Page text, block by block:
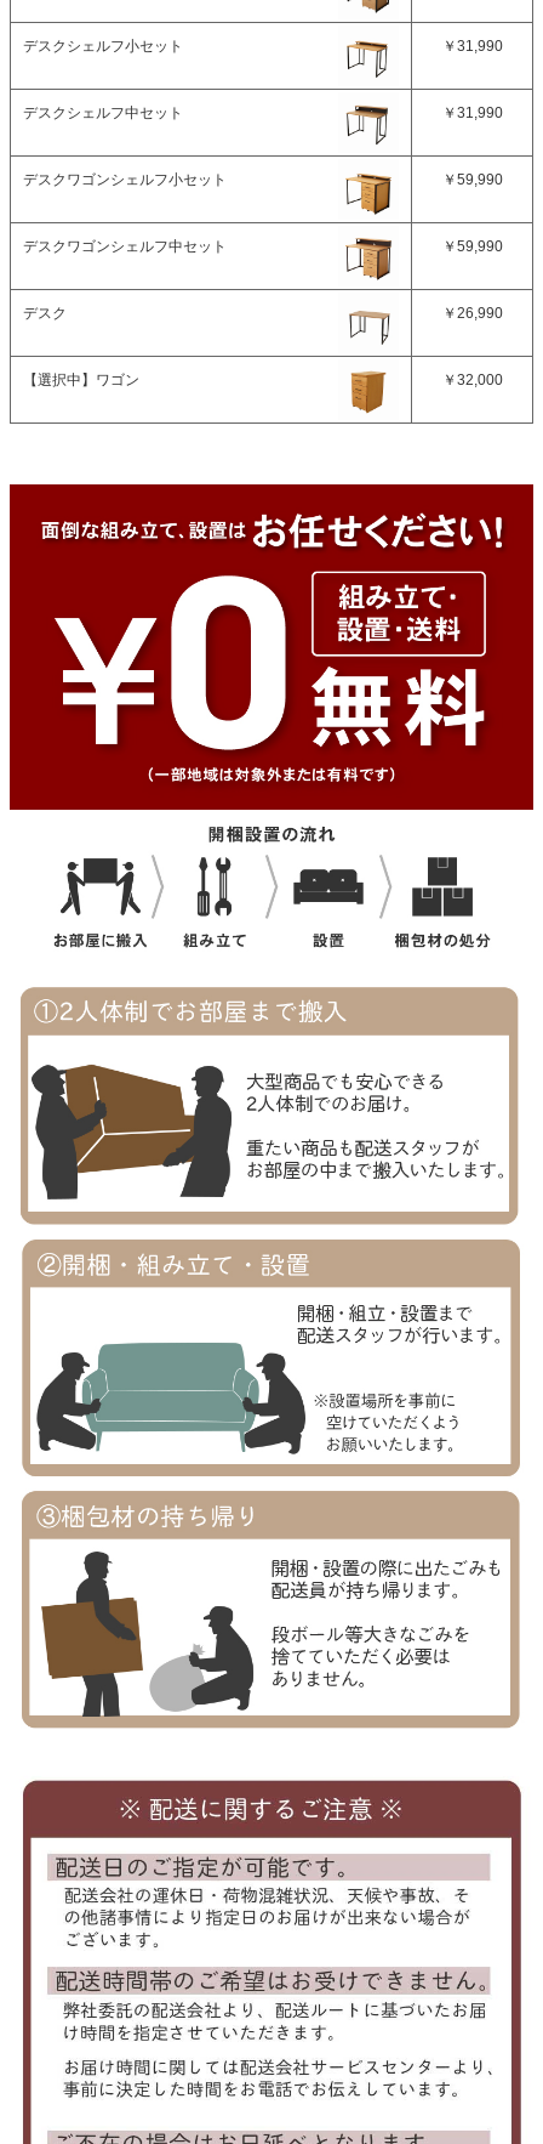
デスクシェルフ小セット ￥31,990
デスクシェルフ中セット ￥31,990
デスクワゴンシェルフ小セット ￥59,990
デスクワゴンシェルフ中セット ￥59,990
デスク ￥26,990
【選択中】 ワゴン ￥32,000